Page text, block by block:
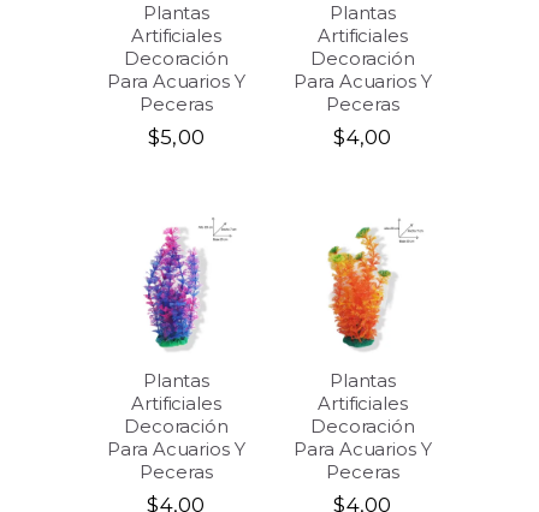
Plantas
Artificiales
Decoración
Para Acuarios Y
Peceras
$5,00
Plantas
Artificiales
Decoración
Para Acuarios Y
Peceras
$4,00
Plantas
Artificiales
Decoración
Para Acuarios Y
Peceras
$4,00
Plantas
Artificiales
Decoración
Para Acuarios Y
Peceras
$4,00